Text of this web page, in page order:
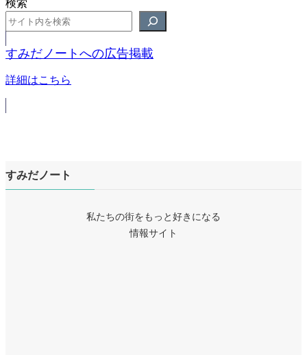
りジ
ー
ジ
検索
すみだノートへの広告掲載
詳細はこちら
すみだノート
私たちの街をもっと好きになる
情報サイト